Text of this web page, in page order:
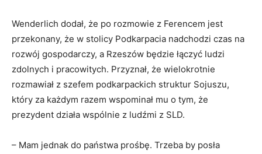
Wenderlich dodał, że po rozmowie z Ferencem jest
przekonany, że w stolicy Podkarpacia nadchodzi czas na
rozwój gospodarczy, a Rzeszów będzie łączyć ludzi
zdolnych i pracowitych. Przyznał, że wielokrotnie
rozmawiał z szefem podkarpackich struktur Sojuszu,
który za każdym razem wspominał mu o tym, że
prezydent działa wspólnie z ludźmi z SLD.
– Mam jednak do państwa prośbę. Trzeba by posła